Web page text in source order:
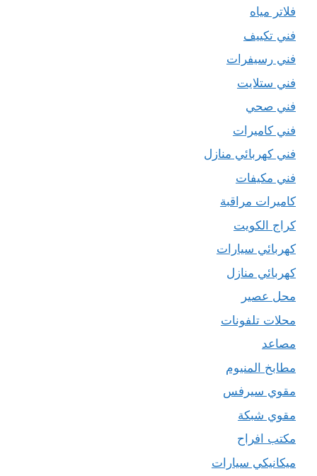
فلاتر مياه
فني تكييف
فني رسيفرات
فني ستلايت
فني صحي
فني كاميرات
فني كهربائي منازل
فني مكيفات
كاميرات مراقبة
كراج الكويت
كهربائي سيارات
كهربائي منازل
محل عصير
محلات تلفونات
مصاعد
مطابخ المنيوم
مقوي سيرفس
مقوي شبكة
مكتب افراح
ميكانيكي سيارات